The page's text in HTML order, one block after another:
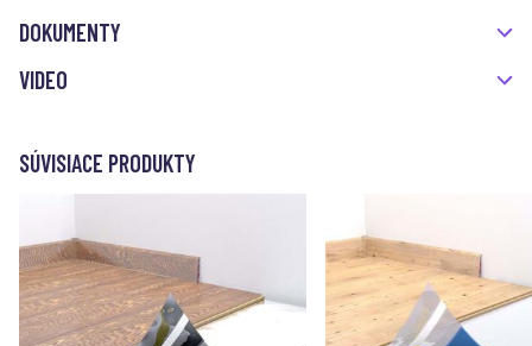
DOKUMENTY
VIDEO
SÚVISIACE PRODUKTY